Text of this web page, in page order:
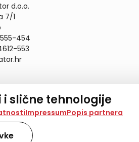
i slične tehnologije
stranici koristimo kolačiće i slične
promet na stranici te prikazujemo
ove tehnologije.
ImpressumPopis partnera
d.o.o.
7/1
454
553